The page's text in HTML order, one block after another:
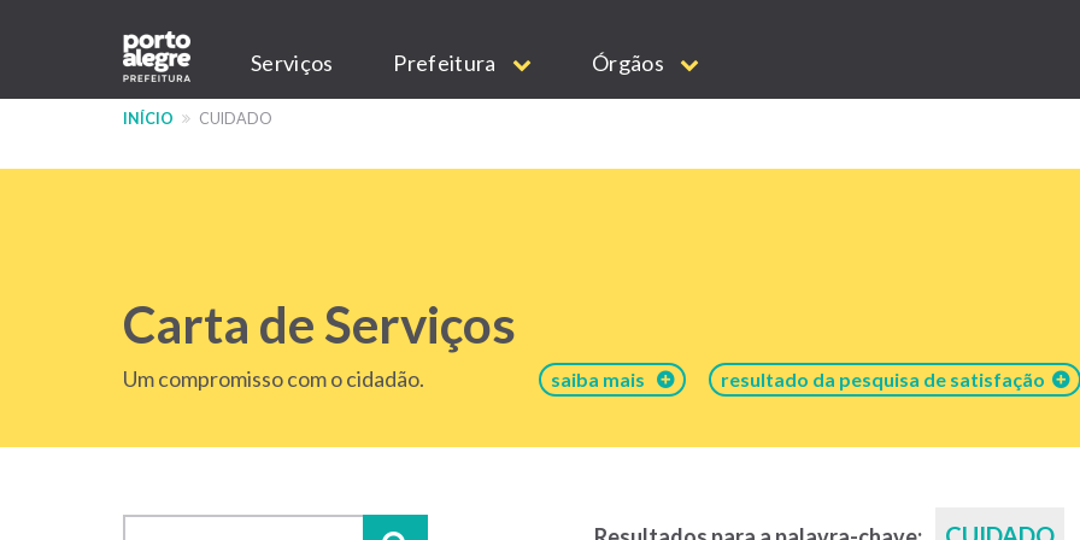
conteúdo
Main
navigation
Serviços Prefeitura Órgãos
INÍCIO CUIDADO
Carta de Serviços
Um compromisso com o cidadão. saiba mais resultado da pesquisa de satisfação